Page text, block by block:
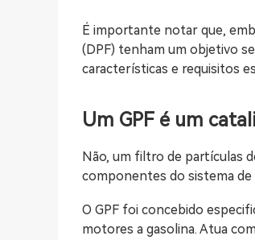
É importante notar que,
(DPF) tenham um objetivo
características e requisitos
Um GPF é um
Não, um filtro de partículas
componentes do sistema
O GPF foi concebido
motores a gasolina. Atua